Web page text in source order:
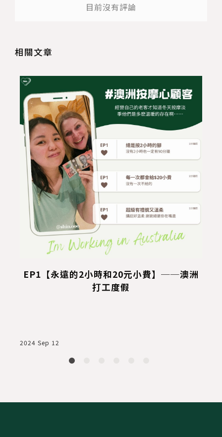
目前沒有評論
相關文章
EP1【永遠的2小時和20元小費】──澳洲
打工度假
2024 Sep 12